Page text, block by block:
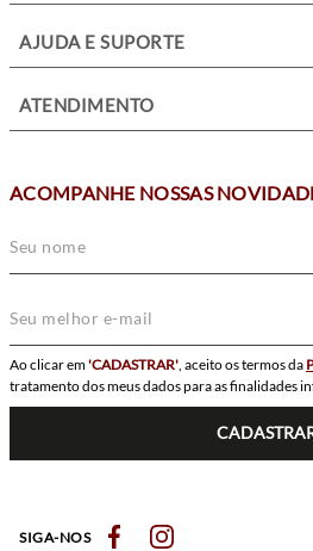
AJUDA E SUPORTE
ATENDIMENTO
ACOMPANHE NOSSAS
Ao clicar em'CADASTRAR', aceito os termos da
tratamento dos meus dados para as finalidades
SIGA-NOS